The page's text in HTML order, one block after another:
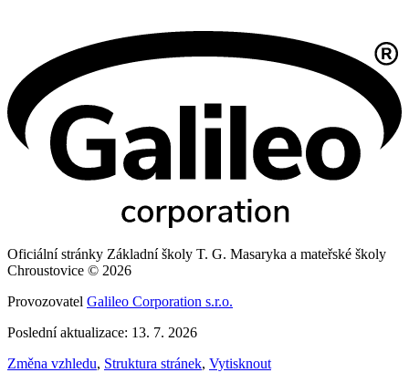
Oficiální stránky Základní školy T. G. Masaryka a mateřské školy
Chroustovice © 2026
Provozovatel Galileo Corporation s.r.o.
Poslední aktualizace: 13. 7. 2026
Změna vzhledu, Struktura stránek, Vytisknout